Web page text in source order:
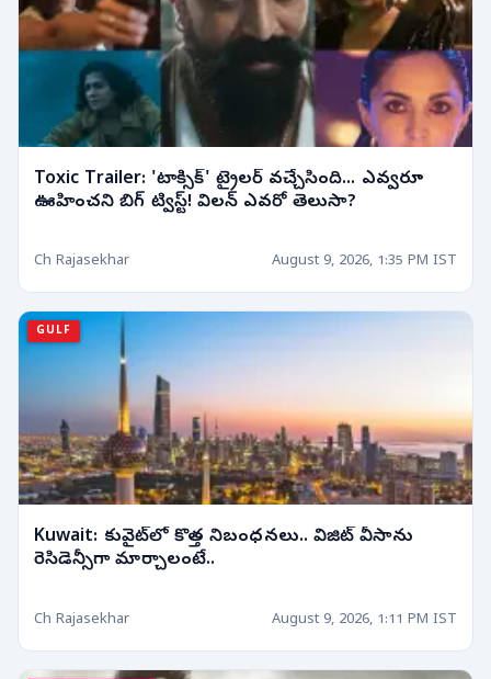
Toxic Trailer: 'టాక్సిక్' ట్రైలర్ వచ్చేసింది... ఎవ్వరూ
ఊహించని బిగ్ ట్విస్ట్! విలన్ ఎవరో తెలుసా?
Ch Rajasekhar August 9, 2026, 1:35 PM IST
GULF
Kuwait: కువైట్‌లో కొత్త నిబంధనలు.. విజిట్ వీసాను
రెసిడెన్సీగా మార్చాలంటే..
Ch Rajasekhar August 9, 2026, 1:11 PM IST